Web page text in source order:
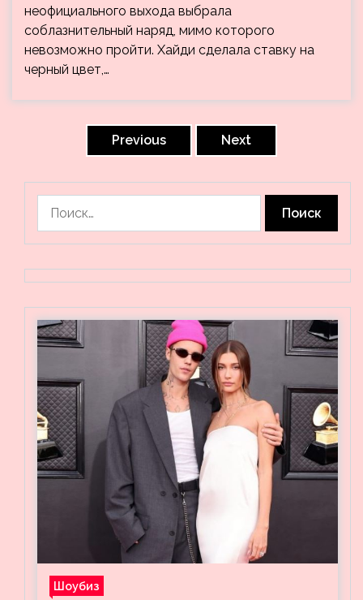
неофициального выхода выбрала
соблазнительный наряд, мимо которого
невозможно пройти. Хайди сделала ставку на
черный цвет,…
Previous Next
Шоубиз